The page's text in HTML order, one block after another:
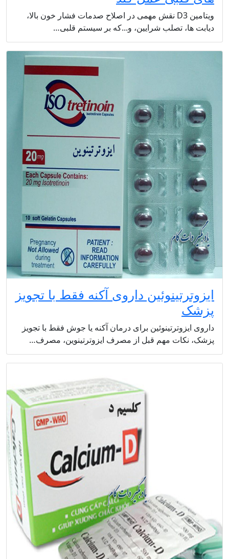
ویتامین D3 نقش مهمی در اصلاح صدمات فشار خون بالا،
دیابت ها، تصلب شرایین، و...که بر سیستم قلبی…
ایزوترتینوئین داروی آکنه فقط با تجویز
پزشک
داروی ایزوترتینوئین برای درمان آکنه یا جوش فقط با تجویز
پزشک، نکات مهم قبل از مصرف ایزوترتینوین، مصرف…